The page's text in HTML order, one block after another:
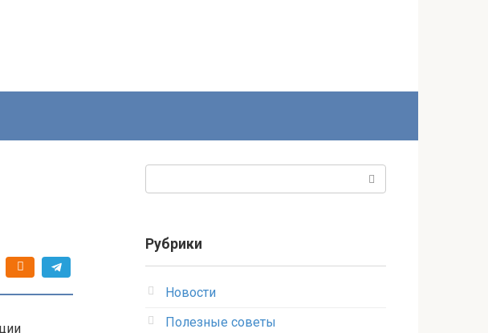
Рубрики
Новости
Полезные советы